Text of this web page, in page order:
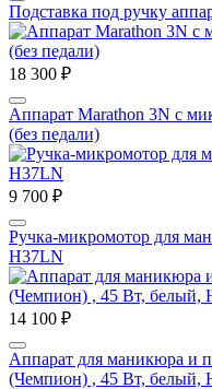
Подставка под ручку
18 300 ₽
Аппарат Marathon 3N с
(без педали)
9 700 ₽
Ручка-микромотор для
H37LN
14 100 ₽
Аппарат для маникюра и
(Чемпион) , 45 Вт, белый,